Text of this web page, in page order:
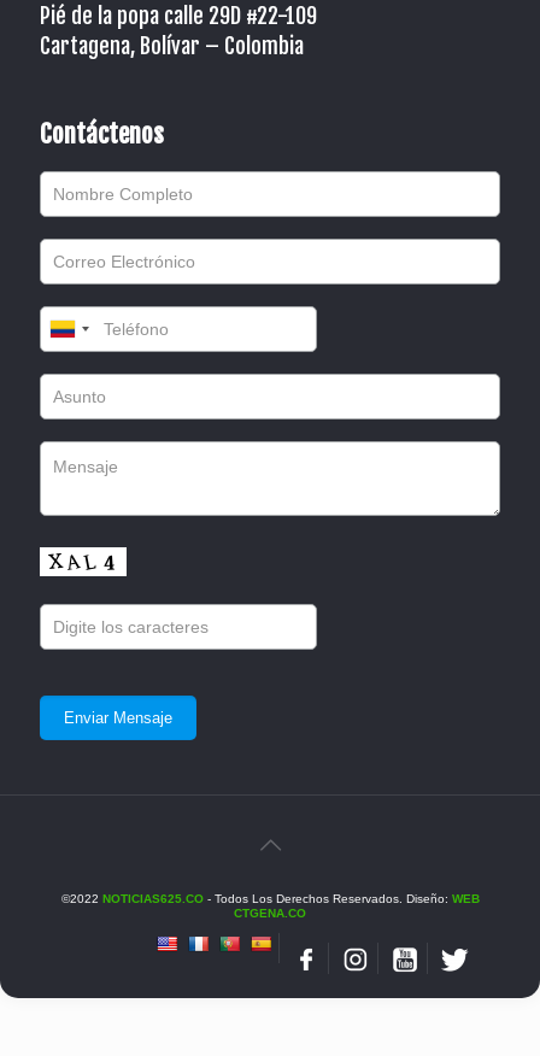
Pié de la popa calle 29D #22-109
Cartagena, Bolívar – Colombia
Contáctenos
©2022 NOTICIAS625.CO- Todos Los Derechos Reservados. Diseño: WEB
CTGENA.CO